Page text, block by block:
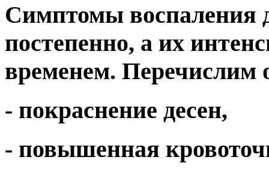
Симптомы воспаления
постепенно, а их
временем. Перечислим
- покраснение десен,
- повышенная